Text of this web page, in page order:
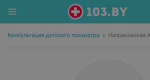
Консультация детского психиатра • Наприковская